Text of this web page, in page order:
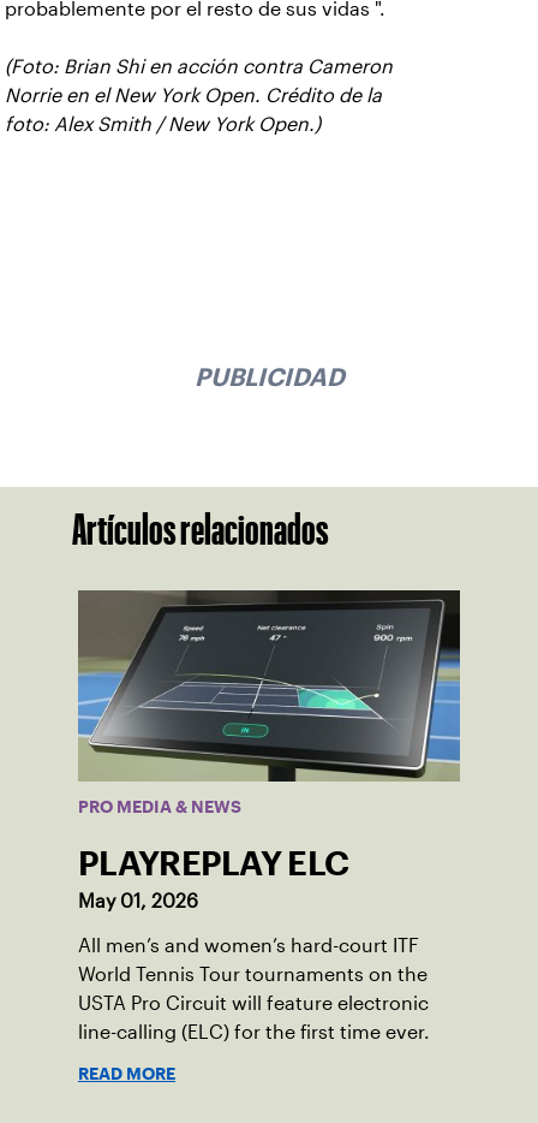
probablemente por el resto de sus vidas ".
(Foto: Brian Shi en acción contra Cameron
Norrie en el New York Open. Crédito de la
foto: Alex Smith / New York Open.)
PUBLICIDAD
Artículos relacionados
PRO MEDIA & NEWS
PLAYREPLAY ELC
May 01, 2026
All men’s and women’s hard-court ITF
World Tennis Tour tournaments on the
USTA Pro Circuit will feature electronic
line-calling (ELC) for the first time ever.
READ MORE